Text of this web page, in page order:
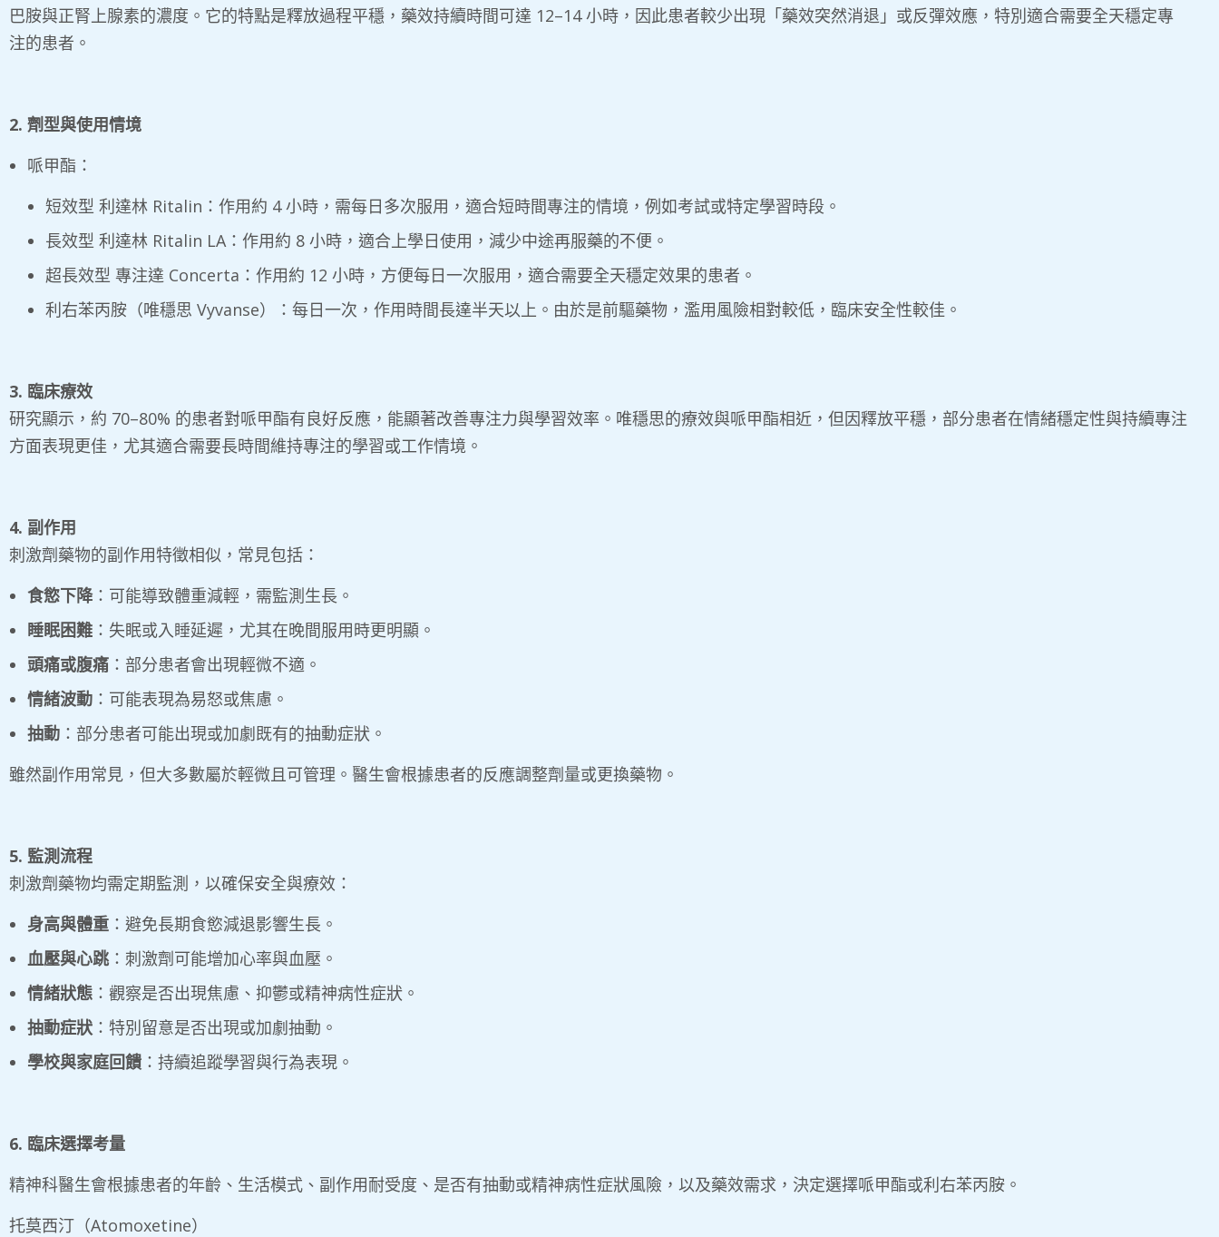
巴胺與正腎上腺素的濃度。它的特點是釋放過程平穩，藥效持續時間可達 12–14 小時，因此患者較少出現「藥效突然消退」或反彈效應，特別適合需要全天穩定專
注的患者。
2. 劑型與使用情境
哌甲酯：
短效型 利達林 Ritalin：作用約 4 小時，需每日多次服用，適合短時間專注的情境，例如考試或特定學習時段。
長效型 利達林 Ritalin LA：作用約 8 小時，適合上學日使用，減少中途再服藥的不便。
超長效型 專注達 Concerta：作用約 12 小時，方便每日一次服用，適合需要全天穩定效果的患者。
利右苯丙胺（唯穩思 Vyvanse）：每日一次，作用時間長達半天以上。由於是前驅藥物，濫用風險相對較低，臨床安全性較佳。
3. 臨床療效
研究顯示，約 70–80% 的患者對哌甲酯有良好反應，能顯著改善專注力與學習效率。唯穩思的療效與哌甲酯相近，但因釋放平穩，部分患者在情緒穩定性與持續專注
方面表現更佳，尤其適合需要長時間維持專注的學習或工作情境。
4. 副作用
刺激劑藥物的副作用特徵相似，常見包括：
食慾下降：可能導致體重減輕，需監測生長。
睡眠困難 ：失眠或入睡延遲，尤其在晚間服用時更明顯。
頭痛或腹痛 ：部分患者會出現輕微不適。
情緒波動 ：可能表現為易怒或焦慮。
抽動 ：部分患者可能出現或加劇既有的抽動症狀。
雖然副作用常見，但大多數屬於輕微且可管理。醫生會根據患者的反應調整劑量或更換藥物。
5. 監測流程
刺激劑藥物均需定期監測，以確保安全與療效：
身高與體重 ：避免長期食慾減退影響生長。
血壓與心跳 ：刺激劑可能增加心率與血壓。
情緒狀態 ：觀察是否出現焦慮、抑鬱或精神病性症狀。
抽動症狀 ：特別留意是否出現或加劇抽動。
學校與家庭回饋 ：持續追蹤學習與行為表現。
6. 臨床選擇考量
精神科醫生會根據患者的年齡、生活模式、副作用耐受度、是否有抽動或精神病性症狀風險，以及藥效需求，決定選擇哌甲酯或利右苯丙胺。
托莫西汀（Atomoxetine）